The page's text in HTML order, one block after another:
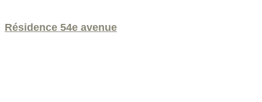
Résidence 54e avenue